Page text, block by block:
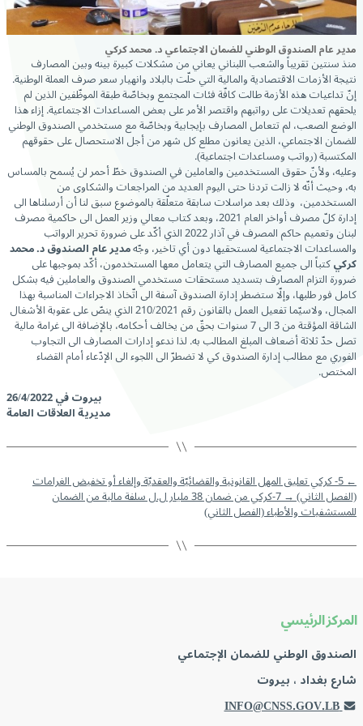
مدير عام الصندوق الوطني للضمان الاجتماعي د. محمد كركي
منذ سنتين تقريباً والشعب اللبناني يعاني من مشكلات كبيرة بينه وبين المصارف
نتيجة الأزمات الاقتصادية والمالية التي حلّت بالبلاد وانهيار سعر صرف العملة الوطنية.
إنّ تداعيات هذه الأزمة طالت كافّة فئات المجتمع وبخاصّة طبقة الموظّفين الذين لم
يلحقهم تعديلات على رواتبهم واقتصر الأمر على بعض المساعدات الاجتماعية. إزاء هذا
الوضع الصعب، لم تتعامل المصارف بإيجابية وبخاصّة مع مستخدمي الصندوق الوطني
للضمان الاجتماعي، الذين يعانون مطلع كل شهر من أجل الاستحصال على حقوقهم
المكتسبة (رواتب ومساعدات اجتماعية).
وعليه، ولأنّ حقوق المستخدمين والعاملين في الصندوق خطّ أحمر لن يُسمح بالمساس
به، وحيث أنّه لا زالت تردنا حتى اليوم العديد من المراجعات والشكاوى من
المستخدمين، وذلك بعد مراسلات سابقة متعلّقة بالموضوع سبق لنا أن أرسلناها الى
إدارة كلّ مصرف أواخر العام 2021، وبعد كتاب معالي وزير العمل الى حاكمية مصرف
لبنان وتعميم حاكم المصرف في آذار 2022 الذي أكّد على ضرورة تحرير الرواتب
والمساعدات الاجتماعية لمستحقيها دون أي تاخير، وجّهمدير عام الصندوق د. محمد
كركيكتباً الى جميع المصارف التي يتعامل معها المستخدمون، أكّد بموجبها على
ضرورة التزام المصارف بتسديد مستحقات مستخدمي الصندوق والعاملين فيه بشكل
كامل فور طلبها، وإلّا ستضطر إدارة الصندوق آسفة الى اتّخاذ الاجراءات المناسبة بهذا
المجال، ولاسيّما تفعيل العمل بالقانون رقم 210/2021 الذي ينصّ على عقوبة الأشغال
الشاقة المؤقتة من 3 الى 7 سنوات بحقّ من يخالف أحكامه، بالإضافة الى غرامة مالية
تصل حدّ ثلاثة أضعاف المبلغ المطالب به. لذا ندعو إدارات المصارف الى التجاوب
الفوري مع مطالب إدارة الصندوق كي لا تضطرّ الى اللجوء الى الإدّعاء أمام القضاء
المختص.
بيروت في 26/4/2022
مديرية العلاقات العامة
← 5- كركي تعليق المهل القانونية والقضائيّة والعقديّة وإلغاء أو تخفيض الغرامات
(الفصل الثاني)→ 7-كركي من ضمان 38 مليار ل.ل سلفة مالية من الضمان
للمستشفيات والأطباء (الفصل الثاني)
المركز الرئيسي
الصندوق الوطني للضمان الإجتماعي
شارع بغداد ، بيروت
INFO@CNSS.GOV.LB